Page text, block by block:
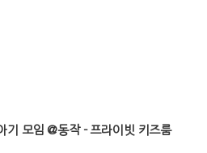
모임 @동작 - 프라이빗 키즈룸